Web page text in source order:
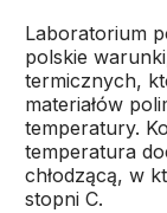
Laboratorium
polskie
termicznych,
materiałów
temperatury.
temperatura
chłodzącą, w
stopni C.